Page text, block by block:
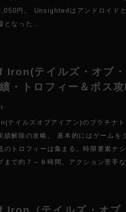
円。 Unsightedはアンドロイド
となった…
Iron(テイルズ・オブ・
・トロフィー＆ボス攻
テイルズオブアイアン)のプラチナト
績解除の攻略。 基本的にはゲームを
のトロフィーは集まる。時限要素ナ
まで約７～８時間。アクション苦手
Iron（テイルズ・オブ